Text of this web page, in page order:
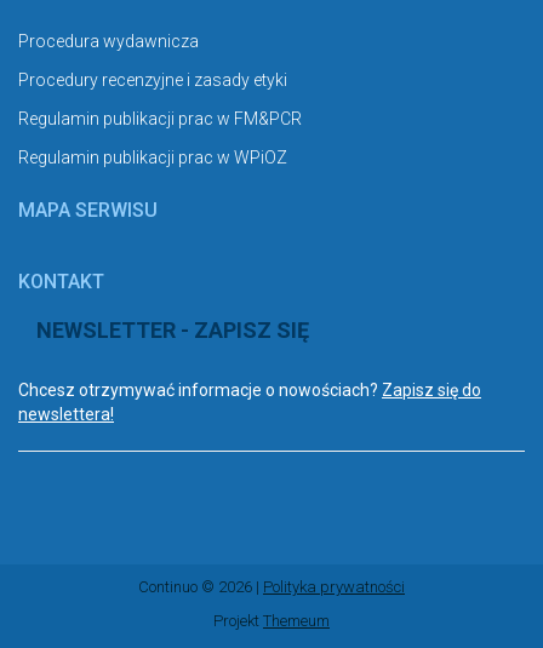
Procedura wydawnicza
Procedury recenzyjne i zasady etyki
Regulamin publikacji prac w FM&PCR
Regulamin publikacji prac w WPiOZ
MAPA SERWISU
KONTAKT
NEWSLETTER - ZAPISZ SIĘ
Chcesz otrzymywać informacje o nowościach? Zapisz się do
newslettera!
Continuo © 2026 | Polityka prywatności
Projekt Themeum